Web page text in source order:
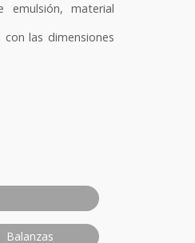
emulsión, material
las dimensiones
Balanzas